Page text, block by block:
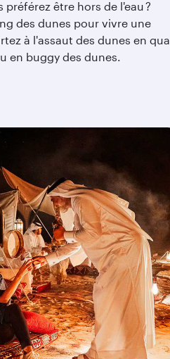
être hors de l'eau ?
des dunes pour vivre une
à l'assaut des dunes en
en buggy des dunes.